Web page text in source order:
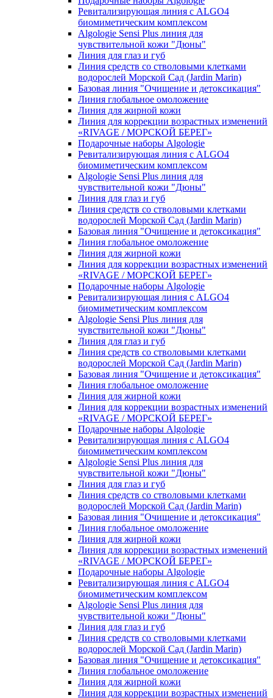
Ревитализирующая линия с ALGO4
биомиметическим комплексом
Algologie Sensi Plus линия для
чувcтвительной кожи "Дюны"
Линия для глаз и губ
Линия средств со стволовыми клетками
водорослей Морской Сад (Jardin Marin)
Базовая линия "Очищение и детоксикация"
Линия глобальное омоложение
Линия для жирной кожи
Линия для коррекции возрастных изменений
«RIVAGE / МОРСКОЙ БЕРЕГ»
Подарочные наборы Algologie
Ревитализирующая линия с ALGO4
биомиметическим комплексом
Algologie Sensi Plus линия для
чувcтвительной кожи "Дюны"
Линия для глаз и губ
Линия средств со стволовыми клетками
водорослей Морской Сад (Jardin Marin)
Базовая линия "Очищение и детоксикация"
Линия глобальное омоложение
Линия для жирной кожи
Линия для коррекции возрастных изменений
«RIVAGE / МОРСКОЙ БЕРЕГ»
Подарочные наборы Algologie
Ревитализирующая линия с ALGO4
биомиметическим комплексом
Algologie Sensi Plus линия для
чувcтвительной кожи "Дюны"
Линия для глаз и губ
Линия средств со стволовыми клетками
водорослей Морской Сад (Jardin Marin)
Базовая линия "Очищение и детоксикация"
Линия глобальное омоложение
Линия для жирной кожи
Линия для коррекции возрастных изменений
«RIVAGE / МОРСКОЙ БЕРЕГ»
Подарочные наборы Algologie
Ревитализирующая линия с ALGO4
биомиметическим комплексом
Algologie Sensi Plus линия для
чувcтвительной кожи "Дюны"
Линия для глаз и губ
Линия средств со стволовыми клетками
водорослей Морской Сад (Jardin Marin)
Базовая линия "Очищение и детоксикация"
Линия глобальное омоложение
Линия для жирной кожи
Линия для коррекции возрастных изменений
«RIVAGE / МОРСКОЙ БЕРЕГ»
Подарочные наборы Algologie
Ревитализирующая линия с ALGO4
биомиметическим комплексом
Algologie Sensi Plus линия для
чувcтвительной кожи "Дюны"
Линия для глаз и губ
Линия средств со стволовыми клетками
водорослей Морской Сад (Jardin Marin)
Базовая линия "Очищение и детоксикация"
Линия глобальное омоложение
Линия для жирной кожи
Линия для коррекции возрастных изменений